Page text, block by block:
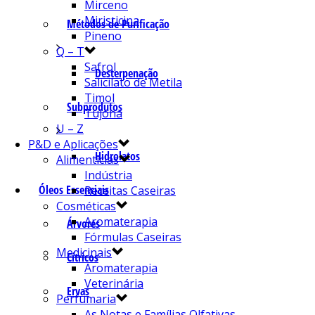
Métodos de Purificação
Desterpenação
Subprodutos
Hidrolatos
Óleos Essenciais
Árvores
Cítricos
Ervas
Mirceno
Miristicina
Pineno
Q – T
Safrol
Salicilato de Metila
Timol
Tujona
U – Z
P&D e Aplicações
Alimentícias
Indústria
Receitas Caseiras
Cosméticas
Aromaterapia
Fórmulas Caseiras
Medicinais
Aromaterapia
Veterinária
Perfumaria